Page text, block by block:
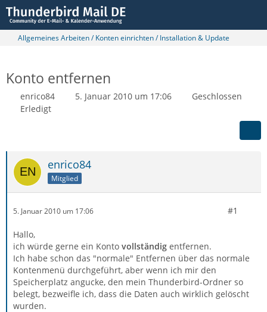
Allgemeines Arbeiten / Konten einrichten / Installation & Update
Konto entfernen
enrico84 5. Januar 2010 um 17:06
Geschlossen
Erledigt
enrico84
Mitglied
5. Januar 2010 um 17:06 #1
Hallo,
ich würde gerne ein Konto vollständig entfernen.
Ich habe schon das "normale" Entfernen über das normale
Kontenmenü durchgeführt, aber wenn ich mir den
Speicherplatz angucke, den mein Thunderbird-Ordner so
belegt, bezweifle ich, dass die Daten auch wirklich gelöscht
wurden.